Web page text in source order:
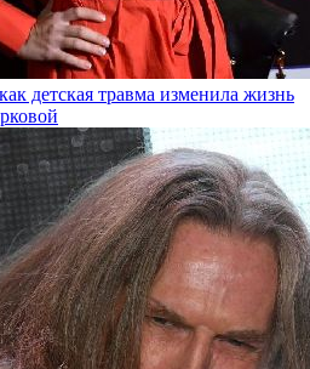
детская травма изменила жизнь